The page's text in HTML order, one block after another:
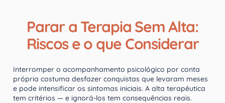
Parar a Terapia Sem Alta:
Riscos e o que Considerar
Interromper o acompanhamento psicológico por conta
própria costuma desfazer conquistas que levaram meses
e pode intensificar os sintomas iniciais. A alta terapêutica
tem critérios — e ignorá-los tem consequências reais.